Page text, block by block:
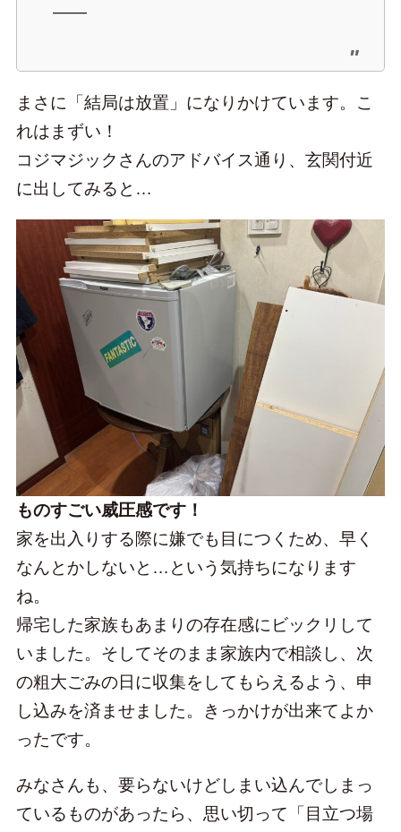
――
まさに「結局は放置」になりかけています。こ
れはまずい！
コジマジックさんのアドバイス通り、玄関付近
に出してみると…
ものすごい威圧感です！
家を出入りする際に嫌でも目につくため、早く
なんとかしないと…という気持ちになります
ね。
帰宅した家族もあまりの存在感にビックリして
いました。そしてそのまま家族内で相談し、次
の粗大ごみの日に収集をしてもらえるよう、申
し込みを済ませました。きっかけが出来てよか
ったです。
みなさんも、要らないけどしまい込んでしまっ
ているものがあったら、思い切って「目立つ場